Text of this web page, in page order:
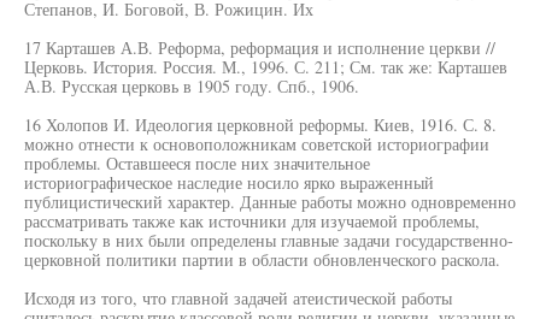
Степанов, И. Боговой, В. Рожицин. Их
17 Карташев А.В. Реформа, реформация и исполнение церкви //
Церковь. История. Россия. М., 1996. С. 211; См. так же: Карташев
А.В. Русская церковь в 1905 году. Спб., 1906.
16 Холопов И. Идеология церковной реформы. Киев, 1916. С. 8.
можно отнести к основоположникам советской историографии
проблемы. Оставшееся после них значительное
историографическое наследие носило ярко выраженный
публицистический характер. Данные работы можно одновременно
рассматривать также как источники для изучаемой проблемы,
поскольку в них были определены главные задачи государственно-
церковной политики партии в области обновленческого раскола.
Исходя из того, что главной задачей атеистической работы